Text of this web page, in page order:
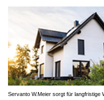
Servanto W.Meier sorgt für langfristige